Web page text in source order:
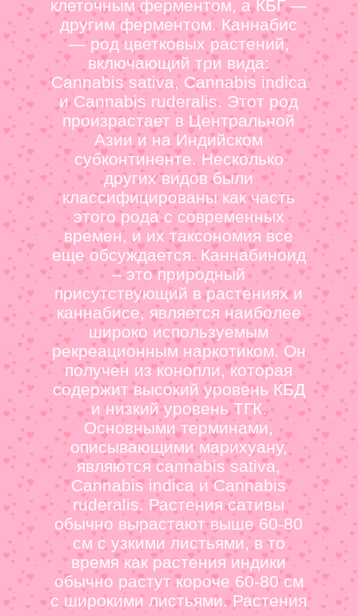
клеточным ферментом, а КБГ —
другим ферментом. Каннабис
— род цветковых растений,
включающий три вида:
Cannabis sativa, Cannabis indica
и Cannabis ruderalis. Этот род
произрастает в Центральной
Азии и на Индийском
субконтиненте. Несколько
других видов были
классифицированы как часть
этого рода с современных
времен, и их таксономия все
еще обсуждается. Каннабиноид
– это природный
присутствующий в растениях и
каннабисе, является наиболее
широко используемым
рекреационным наркотиком. Он
получен из конопли, которая
содержит высокий уровень КБД
и низкий уровень ТГК.
Основными терминами,
описывающими марихуану,
являются cannabis sativa,
Cannabis indica и Cannabis
ruderalis. Растения сативы
обычно вырастают выше 60-80
см с узкими листьями, в то
время как растения индики
обычно растут короче 60-80 см
с широкими листьями. Растения